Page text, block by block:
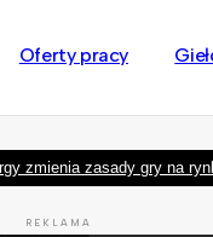
Oferty pracy
zmienia zasady gry na
REKLAMA